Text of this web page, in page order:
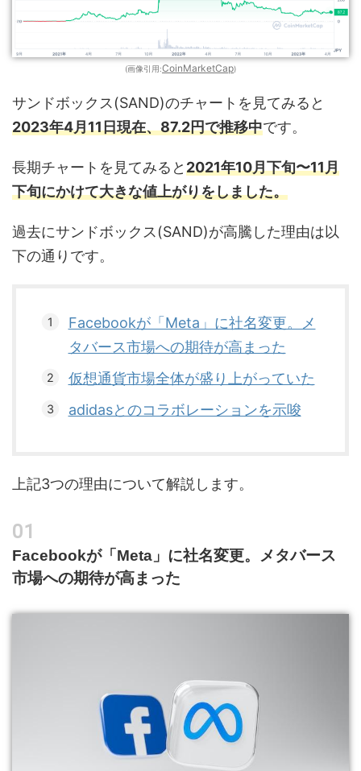
(画像引用:CoinMarketCap)
サンドボックス(SAND)のチャートを見てみると
2023年4月11日現在、87.2円で推移中です。
長期チャートを見てみると2021年10月下旬〜11月
下旬にかけて大きな値上がりをしました。
過去にサンドボックス(SAND)が高騰した理由は以
下の通りです。
Facebookが「Meta」に社名変更。メ
タバース市場への期待が高まった
仮想通貨市場全体が盛り上がっていた
adidasとのコラボレーションを示唆
上記3つの理由について解説します。
Facebookが「Meta」に社名変更。メタバース
市場への期待が高まった